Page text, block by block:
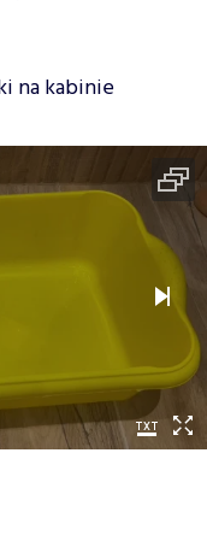
na kabinie